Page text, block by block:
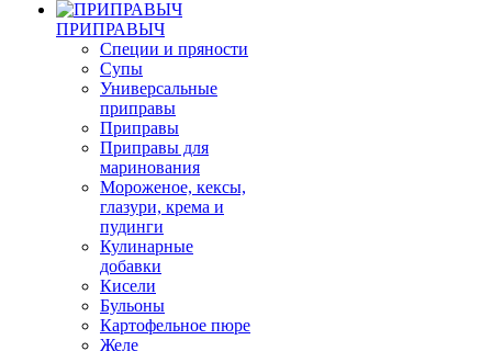
ПРИПРАВЫЧ
Специи и пряности
Супы
Универсальные
приправы
Приправы
Приправы для
маринования
Мороженое, кексы,
глазури, крема и
пудинги
Кулинарные
добавки
Кисели
Бульоны
Картофельное пюре
Желе